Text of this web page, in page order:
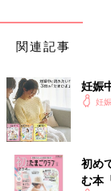
関連記事
妊娠
妊
初め
む本